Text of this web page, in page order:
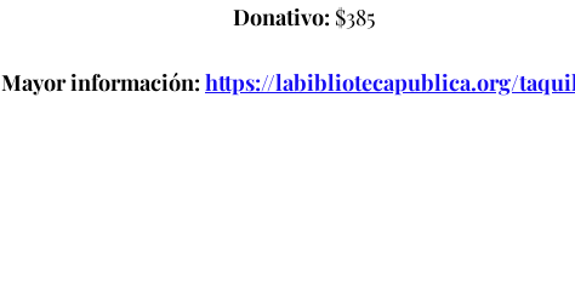
Donativo: $385
Mayor información: https://labibliotecapublica.org/